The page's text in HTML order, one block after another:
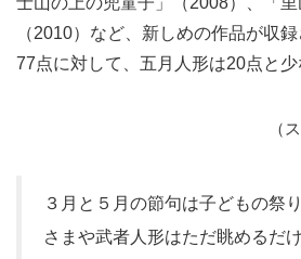
（2010）など、新しめの作品が収
77点に対して、五月人形は20点と少
（
３月と５月の節句は子どもの祭
さまや武者人形はただ眺めるだ